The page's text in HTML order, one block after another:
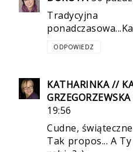
ODPOWIEDZ
KATHARINKA //
GRZEGORZEWSKA
19:56
Cudne,
Tak propos... A